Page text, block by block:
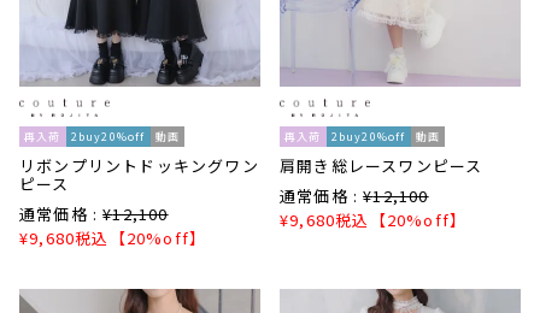
再入荷 2buy20%off 動画
リボンプリントドッキングワン
ピース
通常価格 : ¥12,100
¥9,680税込 【20%off】
再入荷 2buy20%off 動画
肩開き総レースワンピース
通常価格 : ¥12,100
¥9,680税込 【20%off】